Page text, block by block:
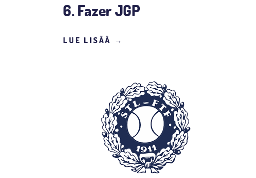
6. Fazer JGP
LUE LISÄÄ →